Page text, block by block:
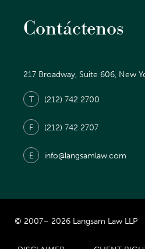
Contáctenos
217 Broadway, Suite 606, New
T (212) 742 2700
F (212) 742 2707
E info@langsamlaw.com
© 2007– 2026 Langsam Law LLP